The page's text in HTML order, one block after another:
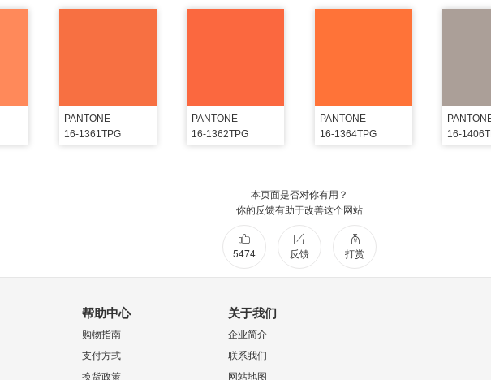
PANTONE
16-1361TPG
PANTONE
16-1362TPG
PANTONE
16-1364TPG
16-
本页面是否对你有用？
你的反馈有助于改善这个网站
5474 反馈 打赏
帮助中心
购物指南
支付方式
换货政策
关于我们
企业简介
联系我们
网站地图